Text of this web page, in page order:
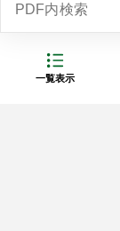
一覧表示